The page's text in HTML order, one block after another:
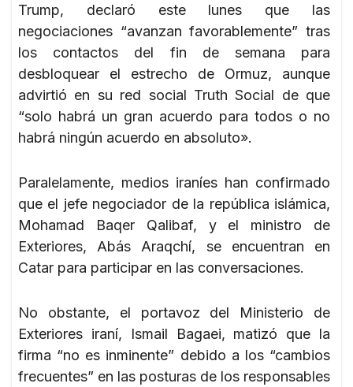
Trump, declaró este lunes que las
negociaciones “avanzan favorablemente” tras
los contactos del fin de semana para
desbloquear el estrecho de Ormuz, aunque
advirtió en su red social Truth Social de que
“solo habrá un gran acuerdo para todos o no
habrá ningún acuerdo en absoluto».
Paralelamente, medios iraníes han confirmado
que el jefe negociador de la república islámica,
Mohamad Baqer Qalibaf, y el ministro de
Exteriores, Abás Araqchí, se encuentran en
Catar para participar en las conversaciones.
No obstante, el portavoz del Ministerio de
Exteriores iraní, Ismail Bagaei, matizó que la
firma “no es inminente” debido a los “cambios
frecuentes” en las posturas de los responsables